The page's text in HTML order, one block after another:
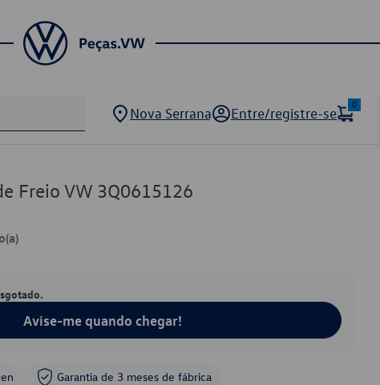
Nova Serrana Entre/registre-se
0
Freio VW 3Q0615126
Avise-me quando chegar!
Garantia de 3 meses de fábrica